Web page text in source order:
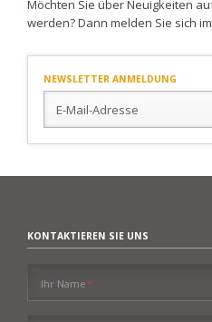
Möchten Sie über Neuigkeiten
werden? Dann melden Sie sich
NEWSLETTER ANMELDUNG
Mail-
KONTAKTIEREN SIE UNS
Pflichtfeld
Ihr Name*